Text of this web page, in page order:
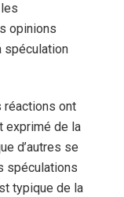
opinions
spéculation
réactions ont
exprimé de la
d’autres se
spéculations
typique de la